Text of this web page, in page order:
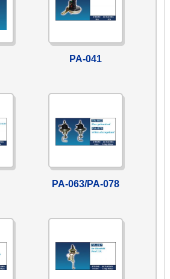
PA-041
PA-063/PA-078